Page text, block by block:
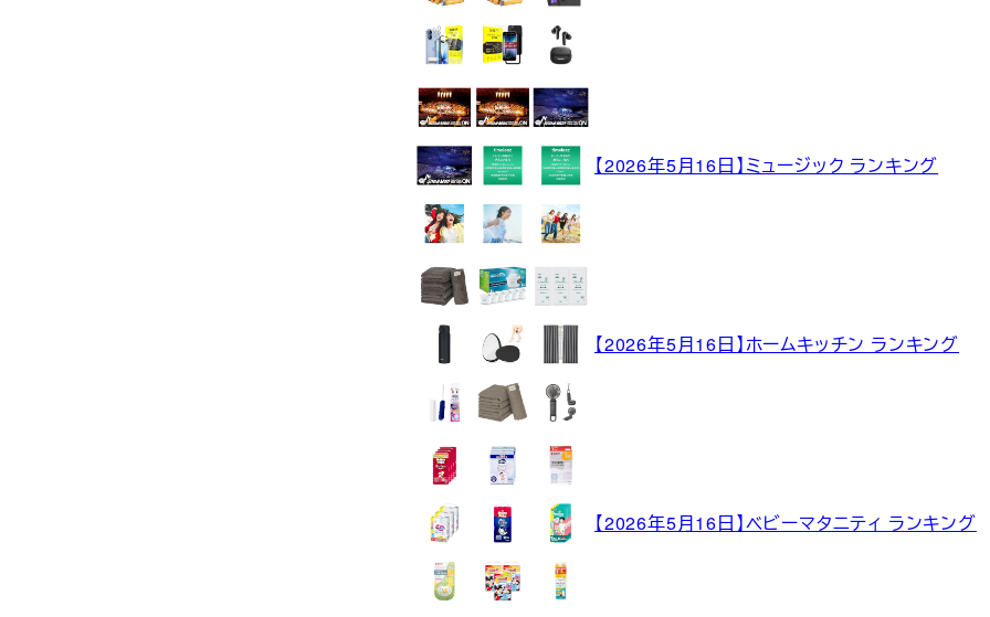
【2026年5月16日】ミュージック ランキング
【2026年5月16日】ホームキッチン ランキング
【2026年5月16日】ベビーマタニティ ランキング